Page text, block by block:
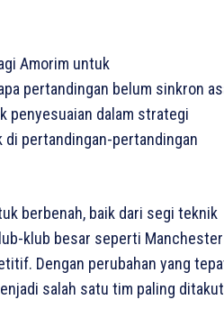
Amorim untuk
pertandingan belum sinkron
penyesuaian dalam strategi
di pertandingan-pertandingan
berbenah, baik dari segi teknik
klub besar seperti Manchester
Dengan perubahan yang
salah satu tim paling